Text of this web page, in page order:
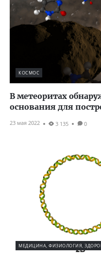
КОСМОС
В метеоритах
основания для
23 мая 2022 3 135 0
МЕДИЦИНА, ФИЗИОЛОГИЯ,